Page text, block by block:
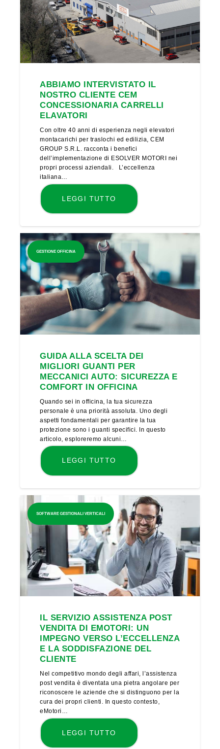
ABBIAMO INTERVISTATO IL
NOSTRO CLIENTE CEM
CONCESSIONARIA CARRELLI
ELAVATORI
Con oltre 40 anni di esperienza negli elevatori
montacarichi per traslochi ed edilizia, CEM
GROUP S.R.L. racconta i benefici
dell’implementazione di ESOLVER MOTORI nei
propri processi aziendali. L’eccellenza
italiana…
LEGGI TUTTO
GESTIONE OFFICINA
GUIDA ALLA SCELTA DEI
MIGLIORI GUANTI PER
MECCANICI AUTO: SICUREZZA E
COMFORT IN OFFICINA
Quando sei in officina, la tua sicurezza
personale è una priorità assoluta. Uno degli
aspetti fondamentali per garantire la tua
protezione sono i guanti specifici. In questo
articolo, esploreremo alcuni…
LEGGI TUTTO
SOFTWARE GESTIONALI VERTICALI
IL SERVIZIO ASSISTENZA POST
VENDITA DI EMOTORI: UN
IMPEGNO VERSO L’ECCELLENZA
E LA SODDISFAZIONE DEL
CLIENTE
Nel competitivo mondo degli affari, l’assistenza
post vendita è diventata una pietra angolare per
riconoscere le aziende che si distinguono per la
cura dei propri clienti. In questo contesto,
eMotori…
LEGGI TUTTO